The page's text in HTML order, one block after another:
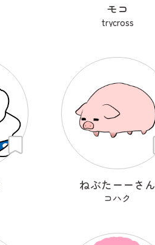
モコ
trycross
ねぶたーーさん
コハク